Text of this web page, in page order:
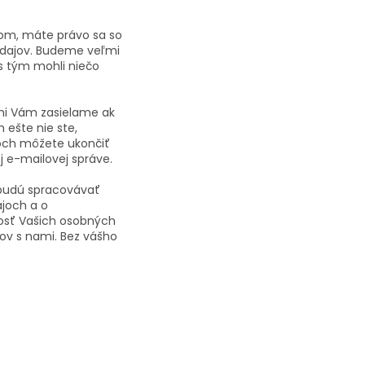
máte právo sa so
Budeme veľmi
tým mohli niečo
Vám zasielame ak
ešte nie ste,
môžete ukončiť
e-mailovej správe.
spracovávať
a o
Vašich osobných
s nami. Bez vášho